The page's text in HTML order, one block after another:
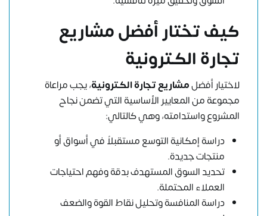
كيف تختار أفضل مشاريع
تجارة الكترونية
لاختيار أفضلمشاريع تجارة الكترونية، يجب مراعاة
مجموعة من المعايير الأساسية التي تضمن نجاح
المشروع واستدامته، وهي كالتالي:
دراسة إمكانية التوسع مستقبلاً في أسواق أو
منتجات جديدة.
تحديد السوق المستهدف بدقة وفهم احتياجات
العملاء المحتملة.
دراسة المنافسة وتحليل نقاط القوة والضعف